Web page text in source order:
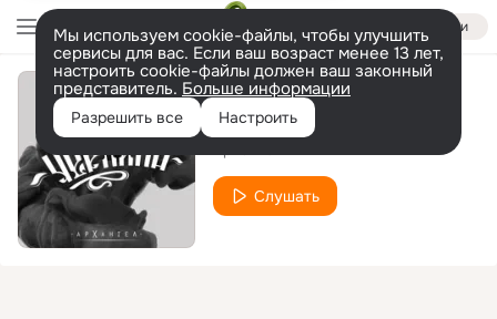
Войти
Мы используем cookie-файлы, чтобы улучшить
сервисы для вас. Если ваш возраст менее 13 лет,
настроить cookie-файлы должен ваш законный
представитель. Больше информации
Разрешить все Настроить
Повсюду палево
Слушать